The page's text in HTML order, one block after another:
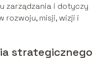
zarządzania i dotyczy
rozwoju, misji, wizji i
strategicznego